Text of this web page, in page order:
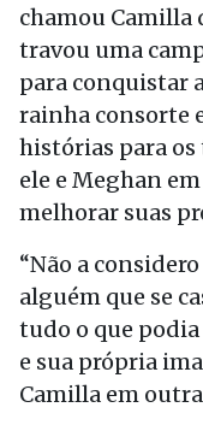
chamou Camilla
travou uma
para conquistar
rainha consorte
histórias para
ele e Meghan
melhorar suas
“Não a
alguém que se
tudo o que
e sua própria
Camilla em